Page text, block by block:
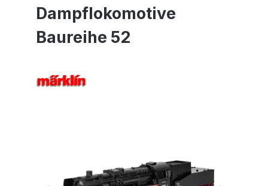
Dampflokomotive
Baureihe 52